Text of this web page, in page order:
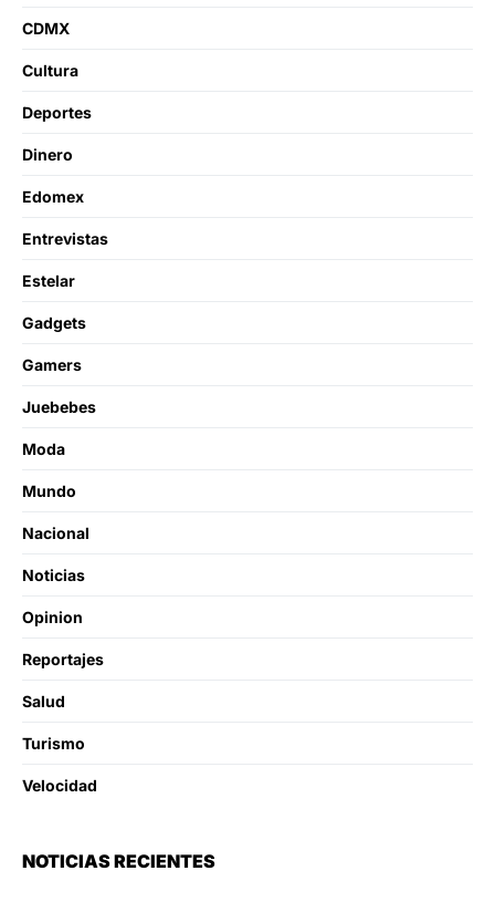
CDMX
Cultura
Deportes
Dinero
Edomex
Entrevistas
Estelar
Gadgets
Gamers
Juebebes
Moda
Mundo
Nacional
Noticias
Opinion
Reportajes
Salud
Turismo
Velocidad
NOTICIAS RECIENTES